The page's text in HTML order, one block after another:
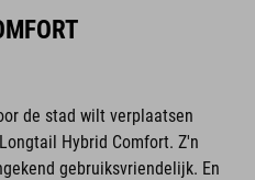
de stad wilt verplaatsen
Hybrid Comfort. Z'n
gebruiksvriendelijk. En